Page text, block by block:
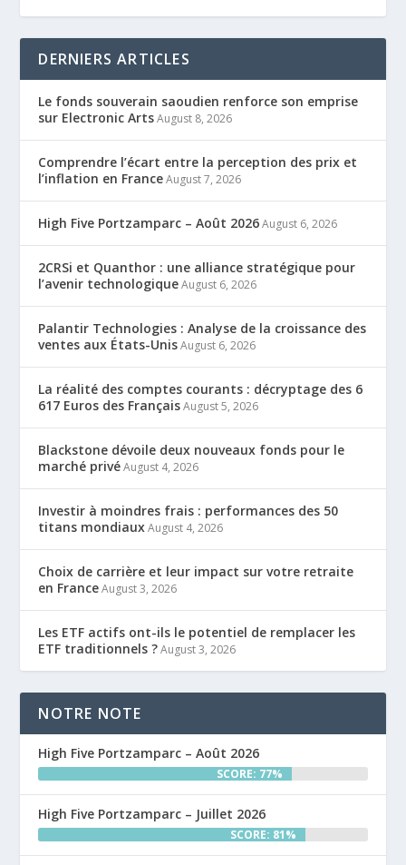
DERNIERS ARTICLES
Le fonds souverain saoudien renforce son emprise
sur Electronic Arts August 8, 2026
Comprendre l’écart entre la perception des prix et
l’inflation en France August 7, 2026
High Five Portzamparc – Août 2026 August 6, 2026
2CRSi et Quanthor : une alliance stratégique pour
l’avenir technologique August 6, 2026
Palantir Technologies : Analyse de la croissance des
ventes aux États-Unis August 6, 2026
La réalité des comptes courants : décryptage des 6
617 Euros des Français August 5, 2026
Blackstone dévoile deux nouveaux fonds pour le
marché privé August 4, 2026
Investir à moindres frais : performances des 50
titans mondiaux August 4, 2026
Choix de carrière et leur impact sur votre retraite
en France August 3, 2026
Les ETF actifs ont-ils le potentiel de remplacer les
ETF traditionnels ? August 3, 2026
NOTRE NOTE
High Five Portzamparc – Août 2026
SCORE: 77%
High Five Portzamparc – Juillet 2026
SCORE: 81%